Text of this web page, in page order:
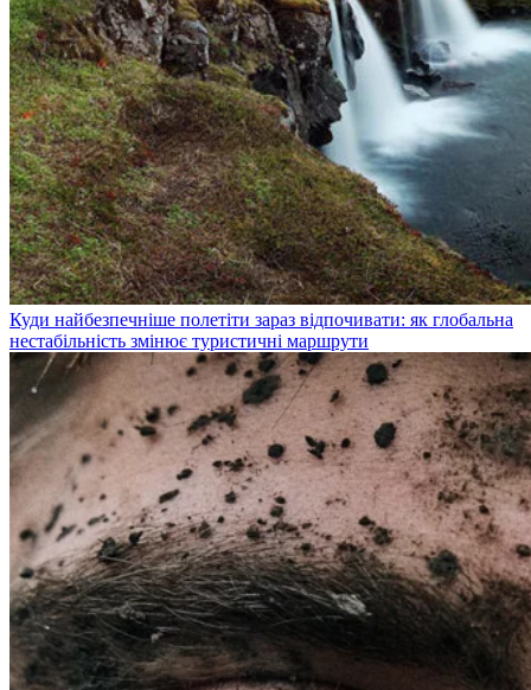
Куди найбезпечніше полетіти зараз відпочивати: як глобальна
нестабільність змінює туристичні маршрути